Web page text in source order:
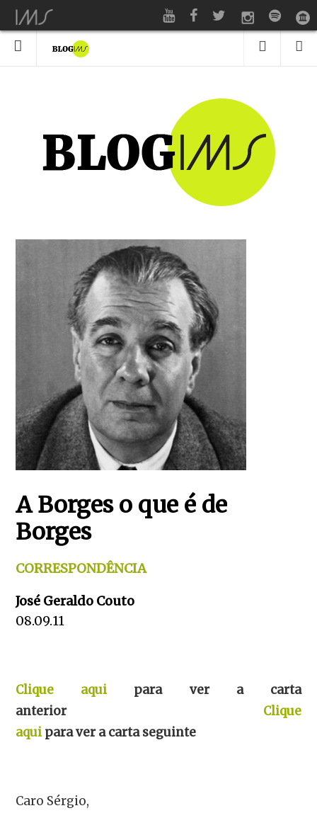
A Borges o que é de
Borges
CORRESPONDÊNCIA
José Geraldo Couto
08.09.11
Clique aqui para ver a carta
anterior Clique
aqui para ver a carta seguinte
Caro Sérgio,